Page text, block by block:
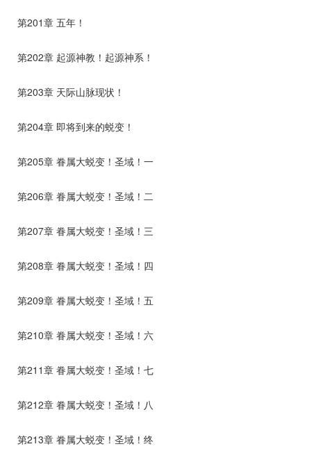
第201章 五年！
第202章 起源神教！起源神系！
第203章 天际山脉现状！
第204章 即将到来的蜕变！
第205章 眷属大蜕变！圣域！一
第206章 眷属大蜕变！圣域！二
第207章 眷属大蜕变！圣域！三
第208章 眷属大蜕变！圣域！四
第209章 眷属大蜕变！圣域！五
第210章 眷属大蜕变！圣域！六
第211章 眷属大蜕变！圣域！七
第212章 眷属大蜕变！圣域！八
第213章 眷属大蜕变！圣域！终